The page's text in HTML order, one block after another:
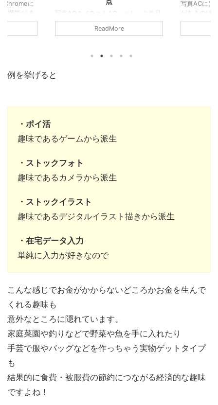
Chromeに
機能が あ
？？ 2025
作業って
業効率にど
の使い方
写真AC＆イラストACへストック作品
を投稿している クリエイターのそこ
のあなた！ 投稿時にポップアップで
ロード会員で、作品を無料DLしたい
いといけないのですが、 投稿時の場
ます。 いちいち出てきてウザい！！
る3点のメリットを私なりに考えてみ
ました。 毎回投稿の度にスキップ ...
ReadMore
写真ACには
があるのは
の名もスラ
ての 素材の
例を挙げると
・ポイ活
趣味であるゲームから派生
・ストックフォト
趣味であるカメラから派生
・ストックイラスト
趣味であるデジタルイラスト描きから派生
・在宅データ入力
単純に入力が好きなので
こんな感じでお金がかからないどころかお金を生んで
くれる趣味も
意外なところに隠れています。
家庭菜園や釣りなどで野菜や魚を手に入れたり
手芸で服やバッグなどを作っちゃう実物ゲットタイプ
も
結果的に食費・被服費の節約につながる経済的な趣味
ですよね！